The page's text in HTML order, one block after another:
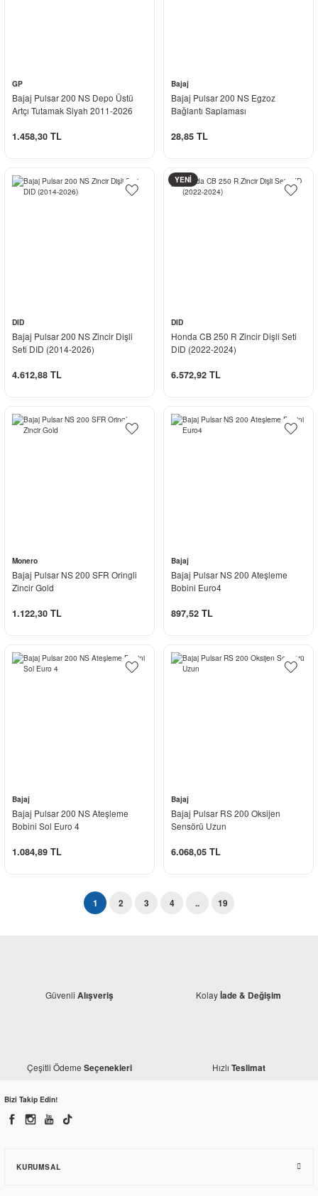
GP
Bajaj Pulsar 200 NS Depo Üstü
Artçı Tutamak Siyah 2011-2026
1.458,30 TL
Bajaj
Bajaj Pulsar 200 NS Egzoz
Bağlantı Saplaması
28,85 TL
DID
Bajaj Pulsar 200 NS Zincir Dişli
Seti DID (2014-2026)
4.612,88 TL
YENİ
DID
Honda CB 250 R Zincir Dişli Seti
DID (2022-2024)
6.572,92 TL
Monero
Bajaj Pulsar NS 200 SFR Oringli
Zincir Gold
1.122,30 TL
Bajaj
Bajaj Pulsar NS 200 Ateşleme
Bobini Euro4
897,52 TL
Bajaj
Bajaj Pulsar 200 NS Ateşleme
Bobini Sol Euro 4
1.084,89 TL
Bajaj
Bajaj Pulsar RS 200 Oksijen
Sensörü Uzun
6.068,05 TL
1 2 3 4 .. 19
Güvenli Alışveriş Kolayİade & Değişim
Çeşitli Ödeme Seçenekleri Hızlı Teslimat
Bizi Takip Edin!
KURUMSAL